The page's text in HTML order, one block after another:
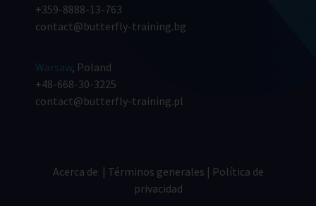
+359-8888-13-763
contact@butterfly-training.bg
Warsaw, Poland
+48-668-30-3225
contact@butterfly-training.pl
Acerca de | Términos generales | Política de
privacidad